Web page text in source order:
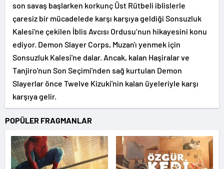
son savaş başlarken korkunç Üst Rütbeli iblislerle
çaresiz bir mücadelede karşı karşıya geldiği Sonsuzluk
Kalesi'ne çekilen İblis Avcısı Ordusu’nun hikayesini konu
ediyor. Demon Slayer Corps, Muzan'ı yenmek için
Sonsuzluk Kalesi'ne dalar. Ancak, kalan Haşiralar ve
Tanjiro'nun Son Seçimi'nden sağ kurtulan Demon
Slayerlar önce Twelve Kizuki'nin kalan üyeleriyle karşı
karşıya gelir.
POPÜLER FRAGMANLAR